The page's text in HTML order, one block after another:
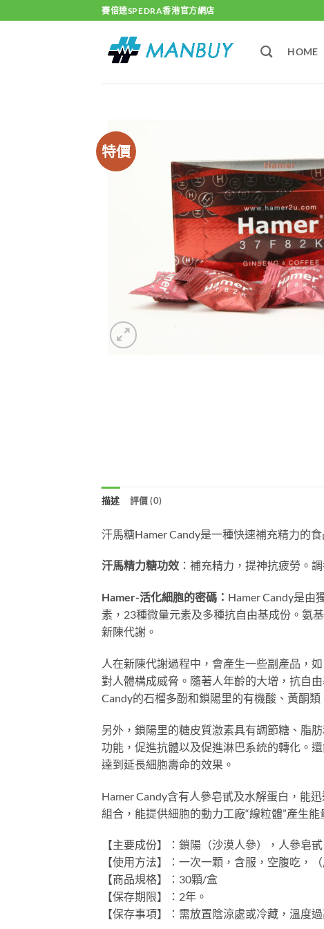
to
賽倍達SPEDRA香港官方網店
HOME
特價
描述 評價 (0)
汗馬糖Hamer Candy是一種快速補充精力的
汗馬精力糖功效 ：補充精力，提神抗疲勞。
Hamer-活化細胞的密碼： Hamer Candy是由
素，23種微量元素及多種抗自由基成份。氨
新陳代謝。
人在新陳代謝過程中，會產生一些副產品，
對人體構成威脅。隨著人年齡的大增，抗自
Candy的石榴多酚和鎖陽里的有機酸、黃酮
另外，鎖陽里的糖皮質激素具有調節糖、脂
功能，促進抗體以及促進淋巴系統的轉化。
達到延長細胞壽命的效果。
Hamer Candy含有人參皂甙及水解蛋白，能
組合，能提供細胞的動力工廠“線粒體”產生
【主要成份】：鎖陽（沙漠人參），人參皂
【使用方法】：一次一顆，含服，空腹吃，
【商品規格】：30顆/盒
【保存期限】：2年。
【保存事項】：需放置陰涼處或冷藏，溫度